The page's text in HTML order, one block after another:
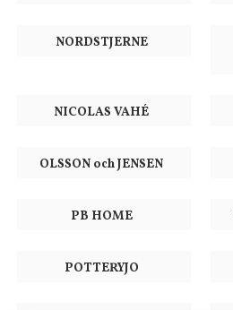
NORDSTJERNE
NICOLAS VAHÉ
OLSSON och JENSEN
PB HOME
POTTERYJO